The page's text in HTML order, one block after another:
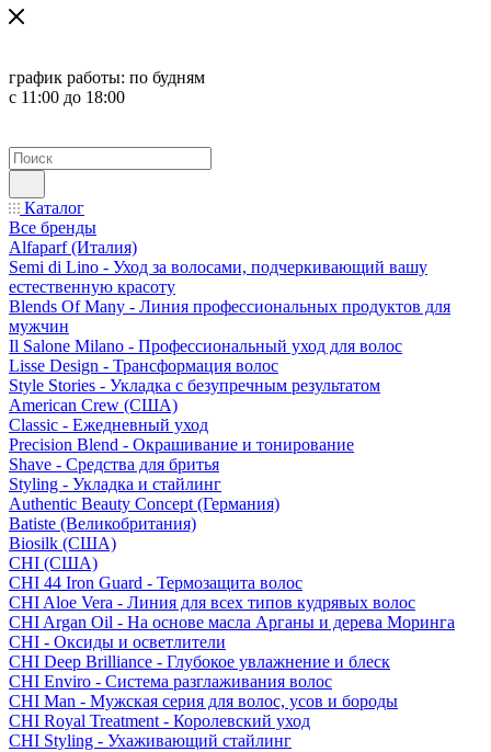
график работы: по будням
с 11:00 до 18:00
Каталог
Все бренды
Alfaparf (Италия)
Semi di Lino - Уход за волосами, подчеркивающий вашу
естественную красоту
Blends Of Many - Линия профессиональных продуктов для
мужчин
Il Salone Milano - Профессиональный уход для волос
Lisse Design - Трансформация волос
Style Stories - Укладка с безупречным результатом
American Crew (США)
Classic - Ежедневный уход
Precision Blend - Окрашивание и тонирование
Shave - Средства для бритья
Styling - Укладка и стайлинг
Authentic Beauty Concept (Германия)
Batiste (Великобритания)
Biosilk (США)
CHI (США)
CHI 44 Iron Guard - Термозащита волос
CHI Aloe Vera - Линия для всех типов кудрявых волос
CHI Argan Oil - На основе масла Арганы и дерева Моринга
CHI - Оксиды и осветлители
CHI Deep Brilliance - Глубокое увлажнение и блеск
CHI Enviro - Система разглаживания волос
CHI Man - Мужская серия для волос, усов и бороды
CHI Royal Treatment - Королевский уход
CHI Styling - Ухаживающий стайлинг